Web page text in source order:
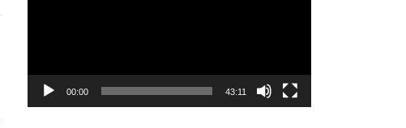
00:00 43:11